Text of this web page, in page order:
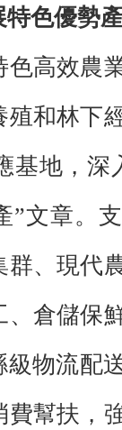
色優勢
高效農
和林下
基地，深
”文章。
群、現代
倉儲保
級物流配
幫扶，